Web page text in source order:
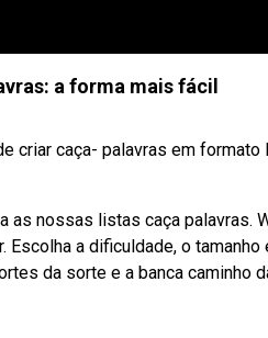
a forma mais fácil
caça- palavras em formato
nossas listas caça palavras.
a dificuldade, o
da sorte e a banca caminho